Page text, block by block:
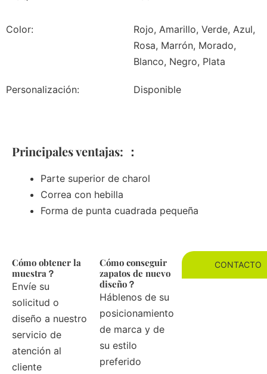
Color:
Rojo, Amarillo, Verde, Azul,
Rosa, Marrón, Morado,
Blanco, Negro, Plata
Personalización: Disponible
Principales ventajas: ：
Parte superior de charol
Correa con hebilla
Forma de punta cuadrada pequeña
Cómo obtener la
muestra？
Envíe su
solicitud o
diseño a nuestro
servicio de
atención al
cliente
Cómo conseguir
zapatos de nuevo
diseño？
Háblenos de su
posicionamiento
de marca y de
su estilo
preferido
CONTACTO